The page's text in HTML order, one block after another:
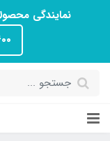
نمایندگی